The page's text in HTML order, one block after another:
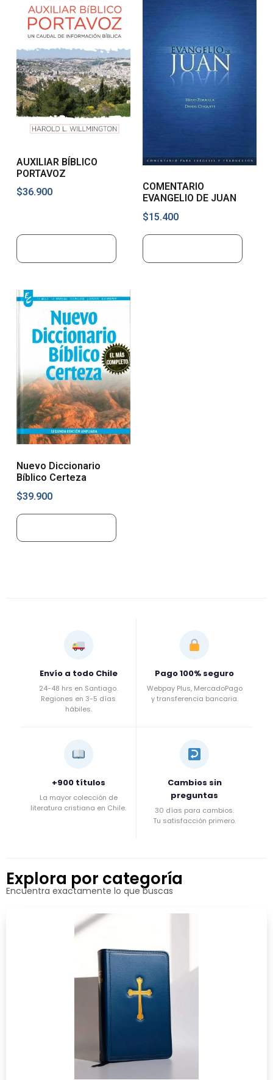
AUXILIAR BÍBLICO
PORTAVOZ
$36.900
COMENTARIO
EVANGELIO DE JUAN
$15.400
Nuevo Diccionario
Bíblico Certeza
$39.900
Envío a todo Chile
24-48 hrs en Santiago.
Regiones en 3-5 días
hábiles.
Pago 100% seguro
Webpay Plus, MercadoPago
y transferencia bancaria.
+900 títulos
La mayor colección de
literatura cristiana en Chile.
Cambios sin
preguntas
30 días para cambios.
Tu satisfacción primero.
Explora por categoría
Encuentra exactamente lo que buscas